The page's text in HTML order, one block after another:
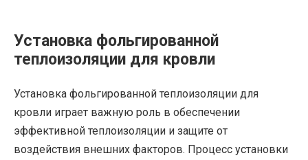
Установка фольгированной
теплоизоляции для кровли
Установка фольгированной теплоизоляции для
кровли играет важную роль в обеспечении
эффективной теплоизоляции и защите от
воздействия внешних факторов. Процесс установки